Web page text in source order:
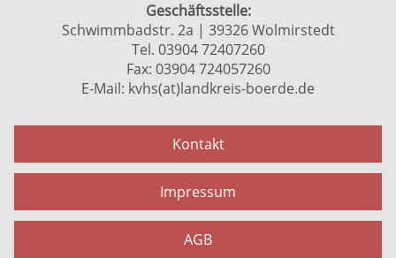
Geschäftsstelle:
Schwimmbadstr. 2a | 39326 Wolmirstedt
Tel. 03904 72407260
Fax: 03904 724057260
E-Mail: kvhs(at)landkreis-boerde.de
Kontakt
Impressum
AGB